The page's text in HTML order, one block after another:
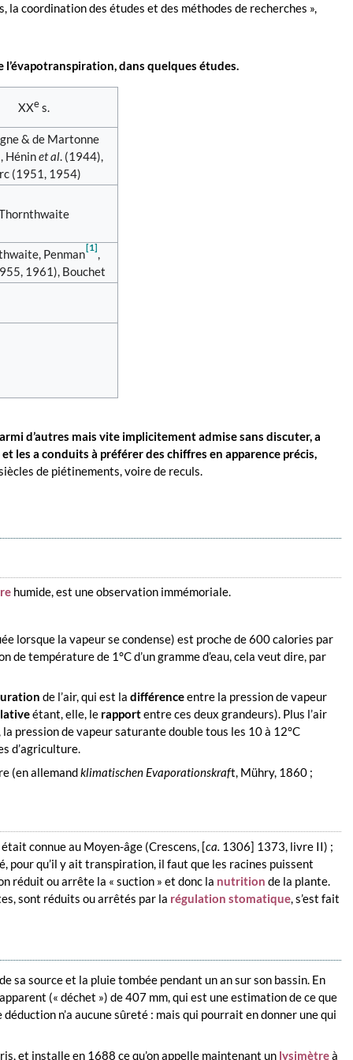
coordination des études et des méthodes de recherches »,
dans quelques études.
XXes.
& de Martonne
Héninet al . (1944),
(1951, 1954)
Penman[1]
1961), Bouchet
d’autres mais vite implicitement admise sans discuter, a
les a conduits à préférer des chiffres en apparence précis,
siècles de piétinements, voire de reculs.
humide, est une observation immémoriale.
lorsque la vapeur se condense) est proche de 600 calories par
température de 1°C d’un gramme d’eau, cela veut dire, par
de l’air, qui est ladifférenceentre la pression de vapeur
étant, elle, le rapportentre ces deux grandeurs). Plus l’air
pression de vapeur saturante double tous les 10 à 12°C
d’agriculture.
(en allemandklimatischen Evaporationskraft, Mühry, 1860 ;
connue au Moyen-âge (Crescens, [ca. 1306] 1373, livre II) ;
pour qu’il y ait transpiration, il faut que les racines puissent
réduit ou arrête la « suction » et donc la nutrition de la plante.
sont réduits ou arrêtés par la régulation stomatique, s’est fait
sa source et la pluie tombée pendant un an sur son bassin. En
(« déchet ») de 407 mm, qui est une estimation de ce que
n’a aucune sûreté : mais qui pourrait en donner une qui
et installe en 1688 ce qu’on appelle maintenant un lysimètreà